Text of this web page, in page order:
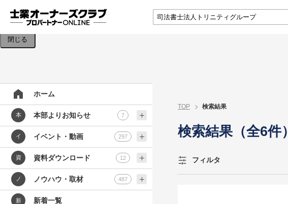
検索条件を入力してください。
閉じる
ホーム
本 本部よりお知らせ 7
イ イベント・動画 297
資 資料ダウンロード 12
ノ ノウハウ・取材 487
新 新着一覧
TOP 検索結果
検索結果（全6件）
フィルタ